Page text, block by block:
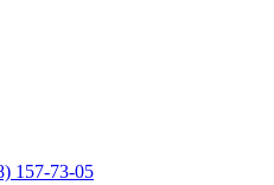
157-73-05